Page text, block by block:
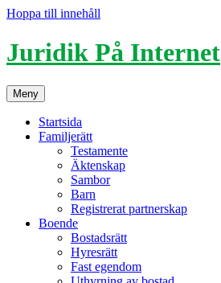
Hoppa till innehåll
Juridik På Internet
Meny
Startsida
Familjerätt
Testamente
Äktenskap
Sambor
Barn
Registrerat partnerskap
Boende
Bostadsrätt
Hyresrätt
Fast egendom